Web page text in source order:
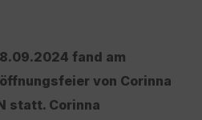
fand am
von Corinna
statt. Corinna